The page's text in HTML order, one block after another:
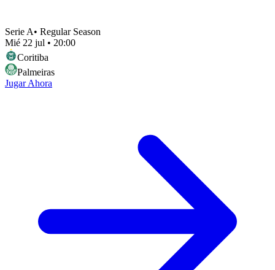
Serie A• Regular Season
Mié 22 jul • 20:00
Coritiba
Palmeiras
Jugar Ahora